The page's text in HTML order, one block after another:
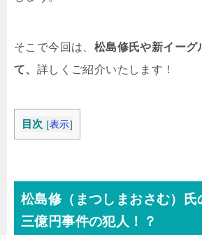
そこで今回は、 松島修氏や新イーグ
て、 詳しくご紹介いたします！
目次 [表示]
松島修（まつしまおさむ）氏
三億円事件の犯人！？